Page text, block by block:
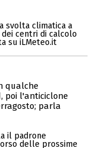
svolta climatica a
centri di calcolo
su iLMeteo.it
qualche
poi l'anticiclone
parla
il padrone
delle prossime